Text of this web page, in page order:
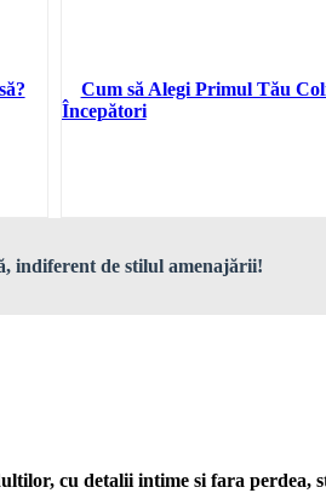
Cum să Alegi Primul Tău
Începători
indiferent de stilul amenajării!
cu detalii intime si fara perdea,